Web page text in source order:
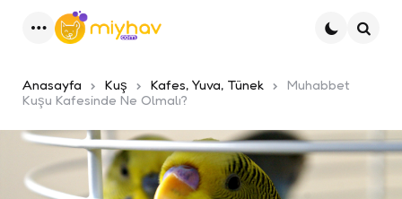
Anasayfa Kuş Kafes, Yuva, Tünek
Muhabbet
Kuşu Kafesinde Ne Olmalı?